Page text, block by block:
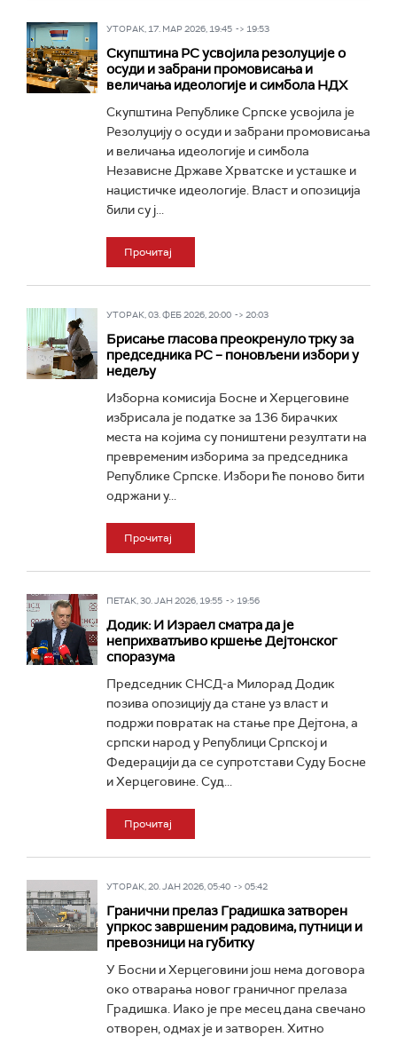
УТОРАК, 17. МАР 2026, 19:45 -> 19:53
Скупштина РС усвојила резолуције о
осуди и забрани промовисања и
величања идеологије и симбола НДХ
Скупштина Републике Српске усвојила је
Резолуцију о осуди и забрани промовисања
и величања идеологије и симбола
Независне Државе Хрватске и усташке и
нацистичке идеологије. Власт и опозиција
били су ј...
Прочитај
УТОРАК, 03. ФЕБ 2026, 20:00 -> 20:03
Брисање гласова преокренуло трку за
председника РС – поновљени избори у
недељу
Изборна комисија Босне и Херцеговине
избрисала је податке за 136 бирачких
места на којима су поништени резултати на
превременим изборима за председника
Републике Српске. Избори ће поново бити
одржани у...
Прочитај
ПЕТАК, 30. ЈАН 2026, 19:55 -> 19:56
Додик: И Израел сматра да је
неприхватљиво кршење Дејтонског
споразума
Председник СНСД-а Милорад Додик
позива опозицију да стане уз власт и
подржи повратак на стање пре Дејтона, а
српски народ у Републици Српској и
Федерацији да се супротстави Суду Босне
и Херцеговине. Суд...
Прочитај
УТОРАК, 20. ЈАН 2026, 05:40 -> 05:42
Гранични прелаз Градишка затворен
упркос завршеним радовима, путници и
превозници на губитку
У Босни и Херцеговини још нема договора
око отварања новог граничног прелаза
Градишка. Иако је пре месец дана свечано
отворен, одмах је и затворен. Хитно